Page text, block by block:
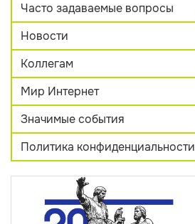
Часто задаваемые вопросы
Новости
Коллегам
Мир Интернет
Значимые события
Политика конфиденциальности